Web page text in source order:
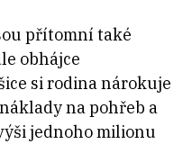
přítomní také
obhájce
si rodina nárokuje
na pohřeb a
jednoho milionu